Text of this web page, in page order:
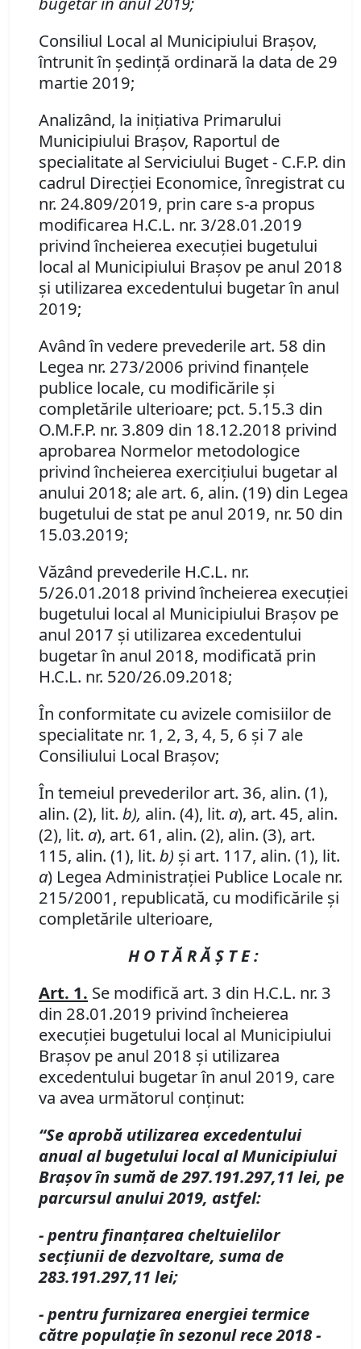
Consiliul Local al Municipiului Braşov,
întrunit în şedinţă ordinară la data de 29
martie 2019;
Analizând, la iniţiativa Primarului
Municipiului Braşov, Raportul de
specialitate al Serviciului Buget - C.F.P. din
cadrul Direcţiei Economice, înregistrat cu
nr. 24.809/2019, prin care s-a propus
modificarea H.C.L. nr. 3/28.01.2019
privindîncheierea execuţiei bugetului
local al Municipiului Braşov pe anul 2018
şi utilizarea excedentului bugetar în anul
2019;
Având în vedere prevederile art. 58 din
Legea nr. 273/2006 privind finanţele
publice locale, cu modificările şi
completările ulterioare; pct. 5.15.3 din
O.M.F.P. nr. 3.809 din 18.12.2018 privind
aprobarea Normelor metodologice
privind încheierea exerciţiului bugetar al
anului 2018; ale art. 6, alin. (19) din Legea
bugetului de stat pe anul 2019, nr. 50 din
15.03.2019;
Văzând prevederile H.C.L. nr.
5/26.01.2018 privind încheierea execuţiei
bugetului local al Municipiului Braşov pe
anul 2017 şi utilizarea excedentului
bugetar în anul 2018, modificată prin
H.C.L. nr. 520/26.09.2018;
În conformitate cu avizele comisiilor de
specialitate nr. 1, 2, 3, 4, 5, 6 şi 7 ale
Consiliului Local Braşov;
În temeiul prevederilor art. 36, alin. (1),
alin. (2), lit. b), alin. (4), lit. a), art. 45, alin.
(2), lit. a), art. 61, alin. (2), alin. (3), art.
115, alin. (1), lit. b) şi art. 117, alin. (1), lit.
a) Legea Administraţiei Publice Locale nr.
215/2001, republicată, cu modificările şi
completările ulterioare,
H O T Ă R Ă Ş T E :
Art. 1. Se modifică art. 3 din H.C.L. nr. 3
din 28.01.2019 privindîncheierea
execuţiei bugetului local al Municipiului
Braşov pe anul 2018 şi utilizarea
excedentului bugetar în anul 2019, care
va avea următorul conţinut:
“Se aprobă utilizarea excedentului
anual al bugetului local al Municipiului
Braşov în sumă de 297.191.297,11 lei, pe
parcursul anului 2019, astfel:
- pentru finanţarea cheltuielilor
secţiunii de dezvoltare, suma de
283.191.297,11 lei;
- pentru furnizarea energiei termice
către populaţie în sezonul rece 2018 -